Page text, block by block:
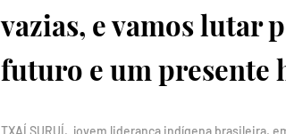
vazias, e vamos lutar
futuro e um presente
TXAÍ SURUÍ, jovem liderança indígena brasileira,